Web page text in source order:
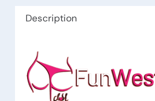
Description